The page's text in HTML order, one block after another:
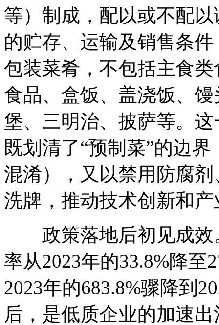
等）制成，配以或不配
的贮存、运输及销售条
包装菜肴，不包括主食
食品、盒饭、盖浇饭、
堡、三明治、披萨等。
既划清了“预制菜”的边
混淆），又以禁用防腐
洗牌，推动技术创新和
政策落地后初见成效
率从2023年的33.8%降至
2023年的683.8%骤降到
后，是低质企业的加速